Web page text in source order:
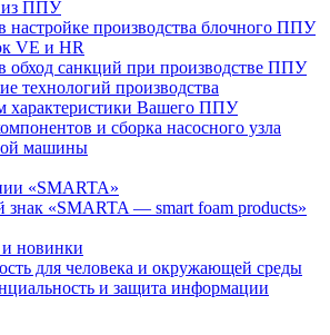
из ППУ
производства блочного ППУ
VE и HR
обход санкций при производстве ППУ
технологий производства
характеристики Вашего ППУ
и сборка насосного узла
машины
«SMARTA»
знак «SMARTA — smart foam products»
новинки
для человека и окружающей среды
и защита информации